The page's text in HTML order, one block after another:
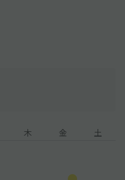
、必ず予約後に指定された区
木 金 土